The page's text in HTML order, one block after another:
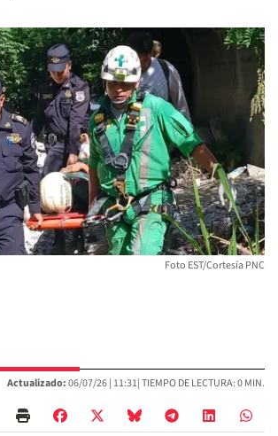
Foto EST/Cortesía PNC
Actualizado:06/07/26 | 11:31| TIEMPO DE LECTURA: 0 MIN.